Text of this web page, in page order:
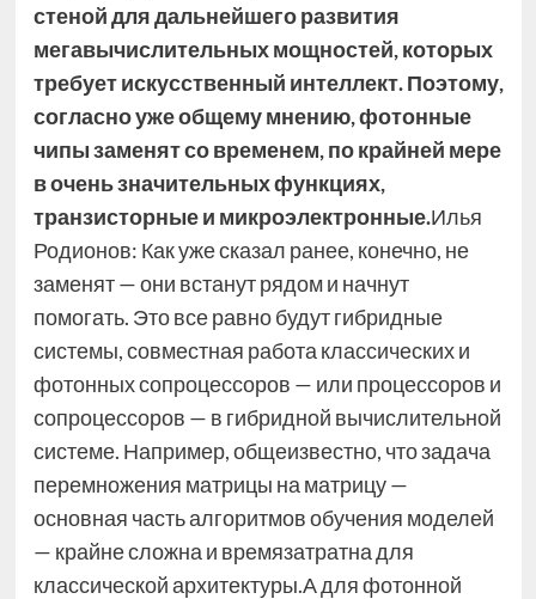
стеной для дальнейшего развития
мегавычислительных мощностей, которых
требует искусственный интеллект. Поэтому,
согласно уже общему мнению, фотонные
чипы заменят со временем, по крайней мере
в очень значительных функциях,
транзисторные и микроэлектронные.Илья
Родионов: Как уже сказал ранее, конечно, не
заменят — они встанут рядом и начнут
помогать. Это все равно будут гибридные
системы, совместная работа классических и
фотонных сопроцессоров — или процессоров и
сопроцессоров — в гибридной вычислительной
системе. Например, общеизвестно, что задача
перемножения матрицы на матрицу —
основная часть алгоритмов обучения моделей
— крайне сложна и времязатратна для
классической архитектуры.А для фотонной